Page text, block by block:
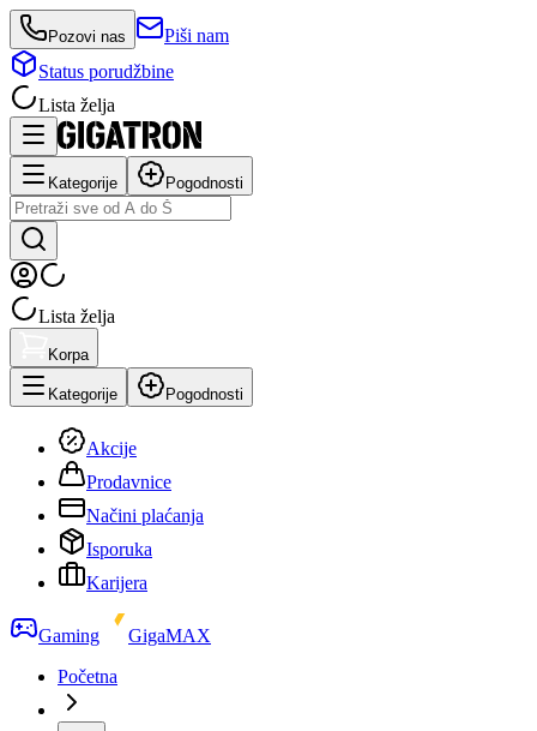
Pozovi nas
Piši nam
Status porudžbine
Lista želja
Kategorije Pogodnosti
Lista želja
Korpa
Kategorije Pogodnosti
Akcije
Prodavnice
Načini plaćanja
Isporuka
Karijera
Gaming
GigaMAX
Početna